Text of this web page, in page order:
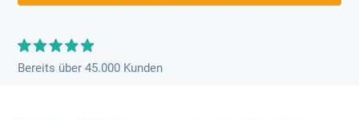
Bereits über 45.000 Kunden